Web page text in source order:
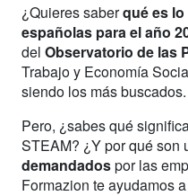
¿Quieres saberqué es
españolas para el año
del Observatorio de las
Trabajo y Economía
siendo los más buscados.
Pero, ¿sabes qué
STEAM? ¿Y por qué son
demandadospor las
Formazion te ayudamos